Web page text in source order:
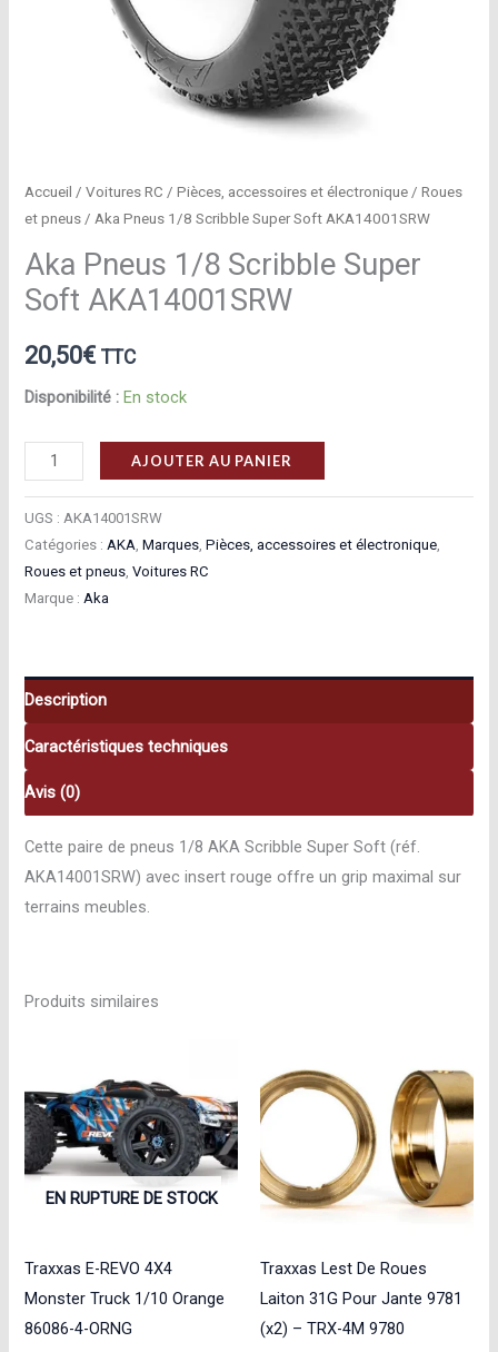
Accueil /Voitures RC /Pièces, accessoires et électronique /Roues
et pneus / Aka Pneus 1/8 Scribble Super Soft AKA14001SRW
Aka Pneus 1/8 Scribble Super
Soft AKA14001SRW
20,50€ TTC
Disponibilité : En stock
quantité
de
Aka
Pneus
1/8
Scribble
AKA14001SRW
AJOUTER AU PANIER
UGS :AKA14001SRW
Catégories :AKA,Marques,Pièces, accessoires et électronique,
Roues et pneus,Voitures RC
Marque :Aka
Description
Caractéristiques techniques
Avis (0)
Cette paire de pneus 1/8 AKA Scribble Super Soft (réf.
AKA14001SRW) avec insert rouge offre un grip maximal sur
terrains meubles.
Produits similaires
EN RUPTURE DE STOCK
Traxxas E-REVO 4X4
Monster Truck 1/10 Orange
86086-4-ORNG
Traxxas Lest De Roues
Laiton 31G Pour Jante 9781
(x2) – TRX-4M 9780